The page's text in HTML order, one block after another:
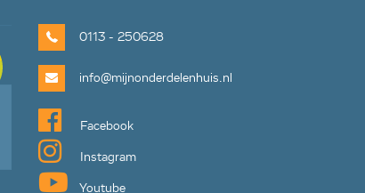
0113 - 250628
info@mijnonderdelenhuis.nl
Facebook
Instagram
Youtube